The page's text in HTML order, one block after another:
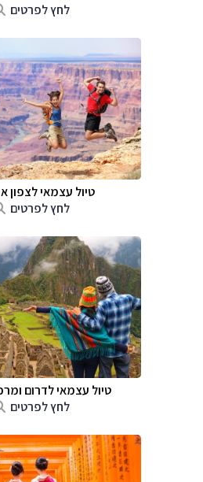
לחץ לפרטים
טיול עצמאי לצפון
לחץ לפרטים
טיול עצמאי לדרום
לחץ לפרטים